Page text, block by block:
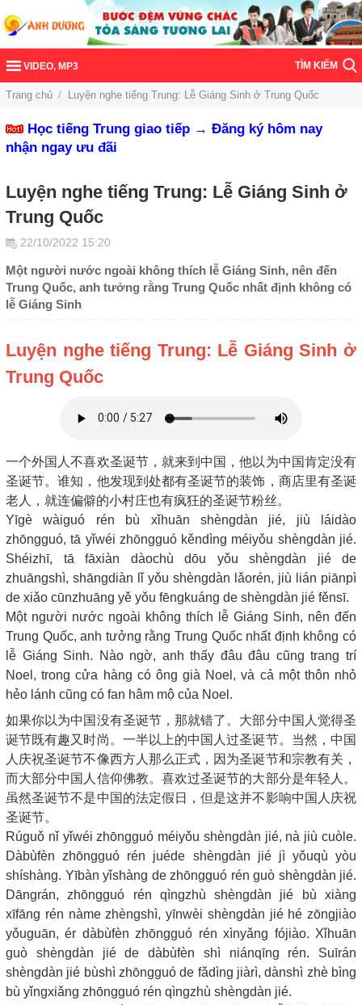
VIDEO, MP3 TÌM KIẾM
Trang chủ / Luyện nghe tiếng Trung: Lễ Giáng Sinh ở Trung Quốc
Học tiếng Trung giao tiếp → Đăng ký hôm nay
nhận ngay ưu đãi
Luyện nghe tiếng Trung: Lễ Giáng Sinh ở
Trung Quốc
22/10/2022 15:20
Một người nước ngoài không thích lễ Giáng Sinh, nên đến
Trung Quốc, anh tưởng rằng Trung Quốc nhất định không có
lễ Giáng Sinh
Luyện nghe tiếng Trung: Lễ Giáng Sinh ở
Trung Quốc
一个外国人不喜欢圣诞节，就来到中国，他以为中国肯定没有
圣诞节。谁知，他发现到处都有圣诞节的装饰，商店里有圣诞
老人，就连偏僻的小村庄也有疯狂的圣诞节粉丝。
Yīgè wàiguó rén bù xǐhuān shèngdàn jié, jiù láidào
zhōngguó, tā yǐwéi zhōngguó kěndìng méiyǒu shèngdàn jié.
Shéizhī, tā fāxiàn dàochù dōu yǒu shèngdàn jié de
zhuāngshì, shāngdiàn lǐ yǒu shèngdàn lǎorén, jiù lián piānpì
de xiǎo cūnzhuāng yě yǒu fēngkuáng de shèngdàn jié fěnsī.
Một người nước ngoài không thích lễ Giáng Sinh, nên đến
Trung Quốc, anh tưởng rằng Trung Quốc nhất định không có
lễ Giáng Sinh. Nào ngờ, anh thấy đâu đâu cũng trang trí
Noel, trong cửa hàng có ông già Noel, và cả một thôn nhỏ
hẻo lánh cũng có fan hâm mộ của Noel.
如果你以为中国没有圣诞节，那就错了。大部分中国人觉得圣
诞节既有趣又时尚。一半以上的中国人过圣诞节。当然，中国
人庆祝圣诞节不像西方人那么正式，因为圣诞节和宗教有关，
而大部分中国人信仰佛教。喜欢过圣诞节的大部分是年轻人。
虽然圣诞节不是中国的法定假日，但是这并不影响中国人庆祝
圣诞节。
Rúguǒ nǐ yǐwéi zhōngguó méiyǒu shèngdàn jié, nà jiù cuòle.
Dàbùfèn zhōngguó rén juéde shèngdàn jié jì yǒuqù yòu
shíshàng. Yībàn yǐshàng de zhōngguó rén guò shèngdàn jié.
Dāngrán, zhōngguó rén qìngzhù shèngdàn jié bù xiàng
xīfāng rén nàme zhèngshì, yīnwèi shèngdàn jié hé zōngjiào
yǒuguān, ér dàbùfèn zhōngguó rén xìnyǎng fójiào. Xǐhuān
guò shèngdàn jié de dàbùfèn shì niánqīng rén. Suīrán
shèngdàn jié bùshì zhōngguó de fǎdìng jiàrì, dànshì zhè bìng
bù yǐngxiǎng zhōngguó rén qìngzhù shèngdàn jié.